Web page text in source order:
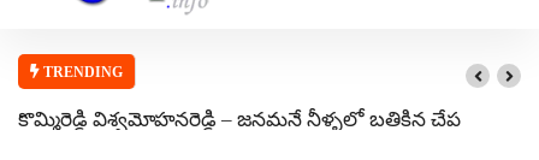
TRENDING
కొమ్మిరెడ్డి విశ్వమోహనరెడ్డి – జనమనే నీళ్ళలో బతికిన చేప